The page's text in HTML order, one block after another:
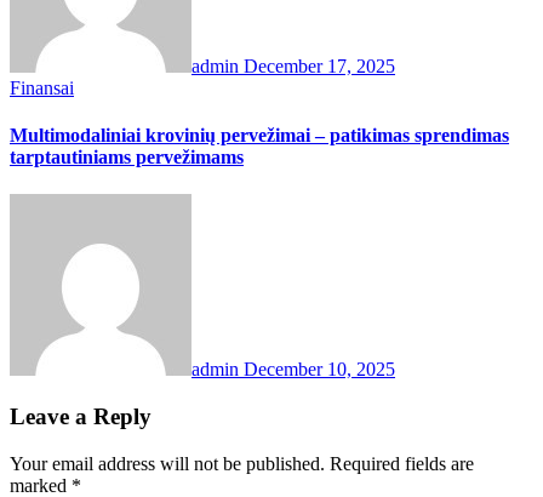
admin December 17, 2025
Finansai
Multimodaliniai krovinių pervežimai – patikimas sprendimas
tarptautiniams pervežimams
admin December 10, 2025
Leave a Reply
Your email address will not be published. Required fields are
marked *